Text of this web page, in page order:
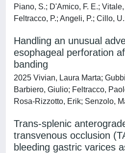
Piano, S.; D'Amico, F. E.;
Feltracco, P.; Angeli, P.; Cillo,
Handling an unusual
esophageal perforation
banding
2025 Vivian, Laura Marta;
Barbiero, Giulio; Feltracco,
Rosa-Rizzotto, Erik; Senzolo,
Trans-splenic
transvenous occlusion
bleeding gastric varices